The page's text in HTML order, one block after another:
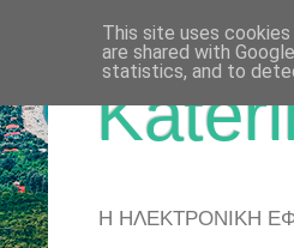
Η ΗΛΕΚΤΡΟΝΙΚΗ
This site uses
are shared with
statistics, and to